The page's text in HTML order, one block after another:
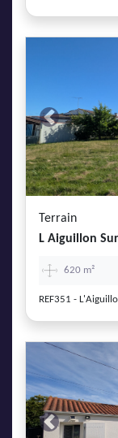
Previous
Terrain
L Aiguillon
620 m²
REF351 -
Previous